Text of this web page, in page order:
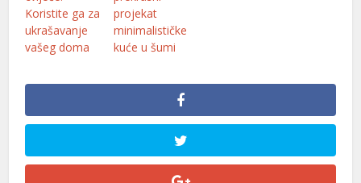
Koristite ga za
ukrašavanje
vašeg doma
projekat
minimalističke
kuće u šumi